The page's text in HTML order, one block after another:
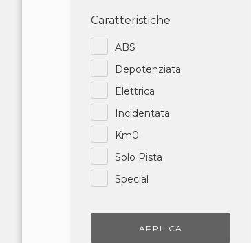
Caratteristiche
ABS
Depotenziata
Elettrica
Incidentata
Km0
Solo Pista
Special
APPLICA